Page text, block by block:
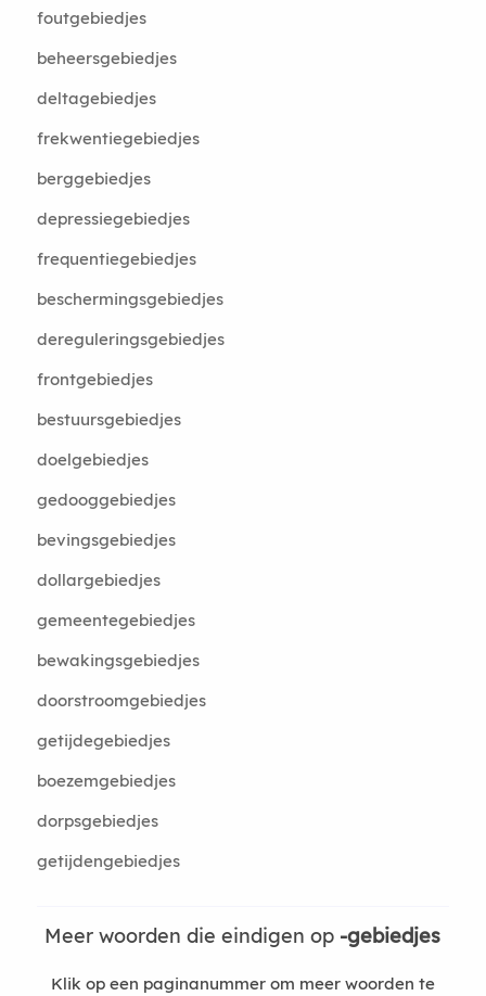
foutgebiedjes
beheersgebiedjes
deltagebiedjes
frekwentiegebiedjes
berggebiedjes
depressiegebiedjes
frequentiegebiedjes
beschermingsgebiedjes
dereguleringsgebiedjes
frontgebiedjes
bestuursgebiedjes
doelgebiedjes
gedooggebiedjes
bevingsgebiedjes
dollargebiedjes
gemeentegebiedjes
bewakingsgebiedjes
doorstroomgebiedjes
getijdegebiedjes
boezemgebiedjes
dorpsgebiedjes
getijdengebiedjes
Meer woorden die eindigen op -gebiedjes
Klik op een paginanummer om meer woorden te